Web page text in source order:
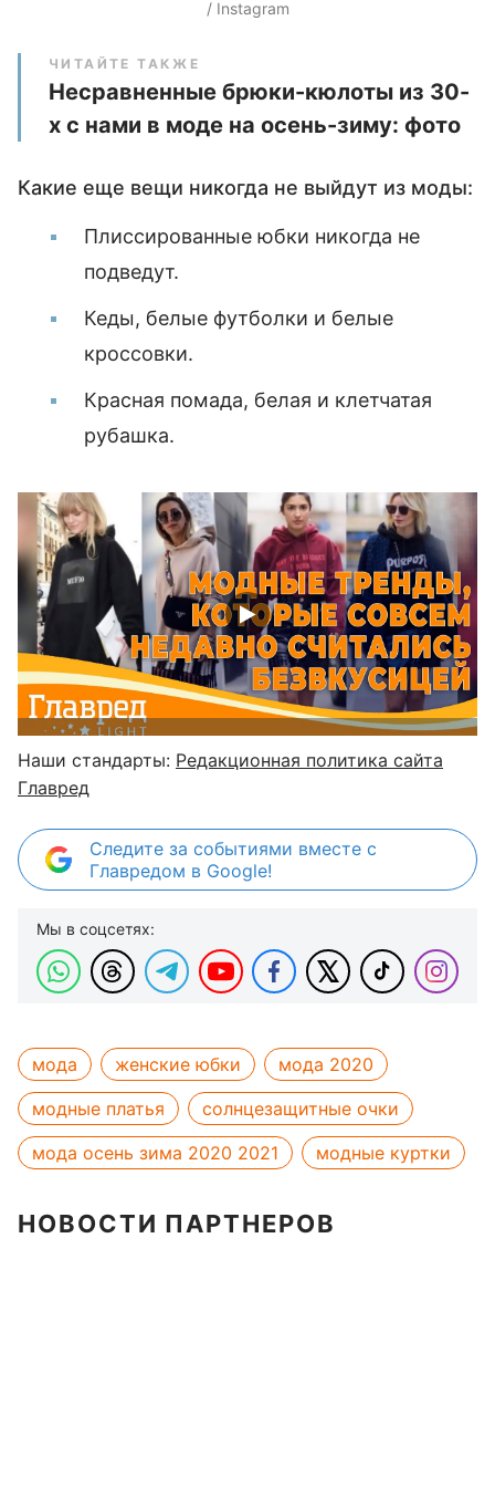
/ Instagram
ЧИТАЙТЕ ТАКЖЕ
Несравненные брюки-кюлоты из 30-
х с нами в моде на осень-зиму: фото
Какие еще вещи никогда не выйдут из моды:
Плиссированные юбки никогда не
подведут.
Кеды, белые футболки и белые
кроссовки.
Красная помада, белая и клетчатая
рубашка.
Наши стандарты: Редакционная политика сайта
Главред
Следите за событиями вместе с
Главредом в Google!
Мы в соцсетях:
мода женские юбки
мода 2020
модные платья
солнцезащитные очки
мода осень зима 2020 2021
модные куртки
НОВОСТИ ПАРТНЕРОВ